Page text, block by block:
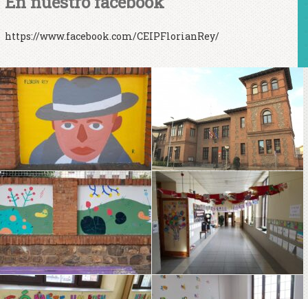
https://www.facebook.com/CEIPFlorianRey/